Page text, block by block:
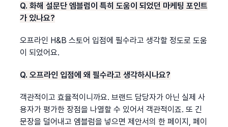
Q. 화해 설문단 엠블럼이 특히 도움이 되었던 마케팅 포인트
가 있나요?
오프라인 H&B 스토어 입점에 필수라고 생각할 정도로 도움
이 되었어요.
Q. 오프라인 입점에 왜 필수라고 생각하시나요?
객관적이고 효율적이니까요. 브랜드 담당자가 아닌 실제 사
용자가 평가한 장점을 나열할 수 있어서 객관적이죠. 또 긴
문장을 덜어내고 엠블럼을 넣으면 제안서의 한 페이지, 페이